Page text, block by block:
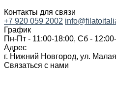
Контакты для связи
+7 920 059 2002
График
Пн-Пт - 11:00-18:00, Сб -
Адрес
г. Нижний Новгород, ул.
Связаться с нами